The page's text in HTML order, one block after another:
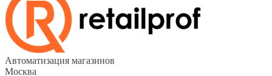
Автоматизация магазинов
Москва